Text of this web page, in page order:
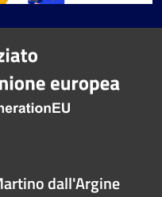
dall'Argine